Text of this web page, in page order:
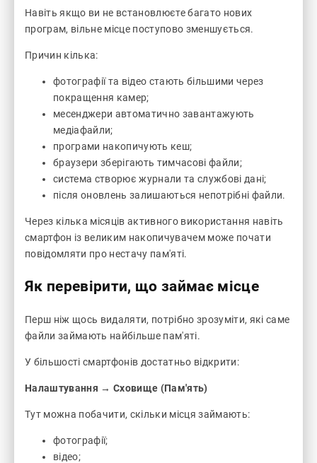
Навіть якщо ви не встановлюєте багато нових
програм, вільне місце поступово зменшується.
Причин кілька:
фотографії та відео стають більшими через
покращення камер;
месенджери автоматично завантажують
медіафайли;
програми накопичують кеш;
браузери зберігають тимчасові файли;
система створює журнали та службові дані;
після оновлень залишаються непотрібні файли.
Через кілька місяців активного використання навіть
смартфон із великим накопичувачем може почати
повідомляти про нестачу пам'яті.
Як перевірити, що займає місце
Перш ніж щось видаляти, потрібно зрозуміти, які саме
файли займають найбільше пам'яті.
У більшості смартфонів достатньо відкрити:
Налаштування → Сховище (Пам'ять)
Тут можна побачити, скільки місця займають:
фотографії;
відео;